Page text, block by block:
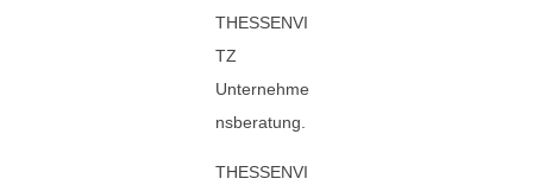
THESSENVI
TZ
Unternehme
nsberatung.
THESSENVI